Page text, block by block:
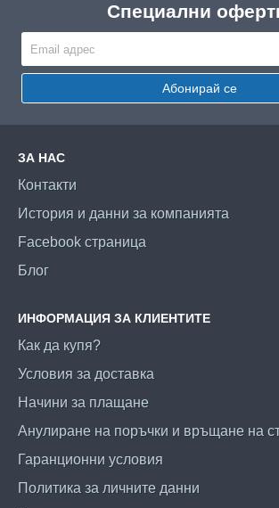
Специални
Абонирай се
ЗА НАС
Контакти
История и данни за компанията
Facebook страница
Блог
ИНФОРМАЦИЯ ЗА КЛИЕНТИТЕ
Как да купя?
Условия за доставка
Начини за плащане
Анулиране на поръчки и връщане на
Гаранционни условия
Политика за личните данни